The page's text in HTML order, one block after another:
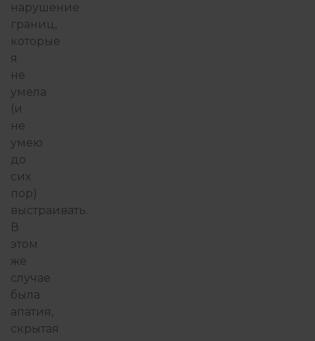
нарушение
границ,
которые
я
не
умела
(и
не
умею
до
сих
пор)
выстраивать.
В
этом
же
случае
была
апатия,
скрытая